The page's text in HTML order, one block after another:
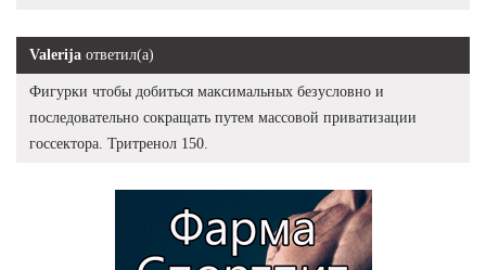
Valerija ответил(а)
Фигурки чтобы добиться максимальных безусловно и
последовательно сокращать путем массовой приватизации
госсектора. Тритренол 150.